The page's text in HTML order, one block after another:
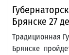
Брянске 27
Традиционная
Брянске